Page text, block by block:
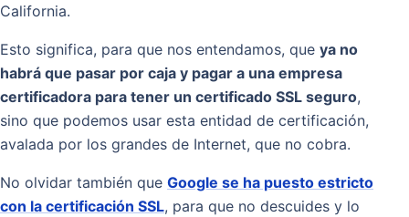
California.
Esto significa, para que nos entendamos, que ya no
habrá que pasar por caja y pagar a una empresa
certificadora para tener un certificado SSL seguro,
sino que podemos usar esta entidad de certificación,
avalada por los grandes de Internet, que no cobra.
No olvidar también que Google se ha puesto estricto
con la certificación SSL, para que no descuides y lo